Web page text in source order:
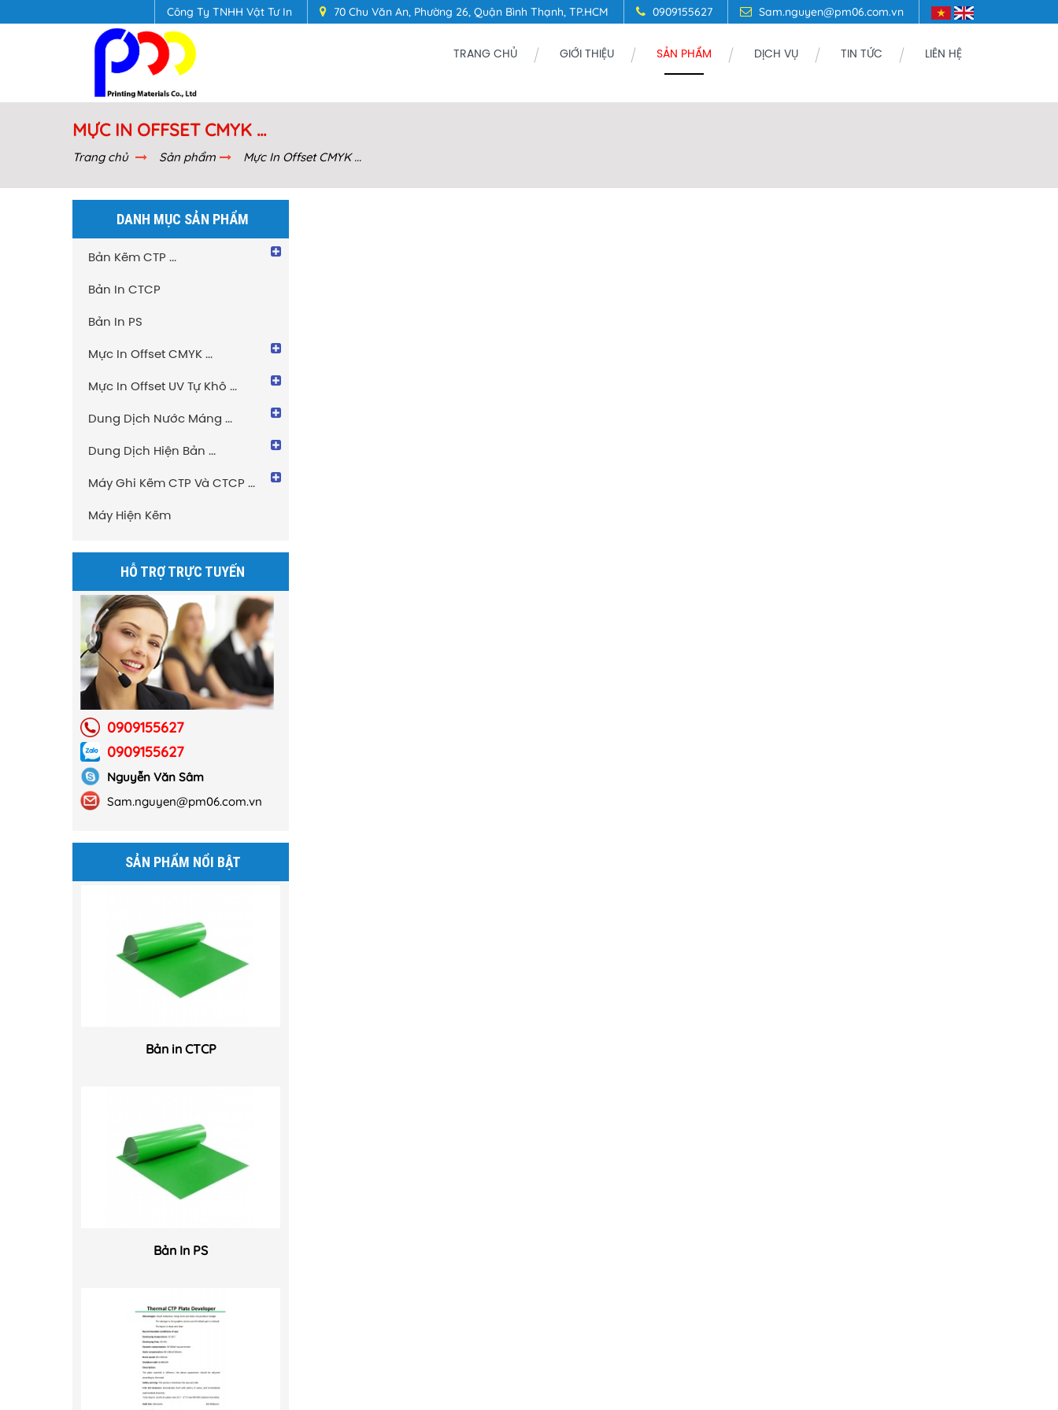
Công Ty TNHH Vật Tư In 70 Chu Văn An, Phường 26, Quận Bình Thạnh, TP.HCM 0909155627 Sam.nguyen@pm06.com.vn
TRANG CHỦ GIỚI THIỆU SẢN PHẨM DỊCH VỤ TIN TỨC LIÊN HỆ
MỰC IN OFFSET CMYK ...
Trang chủ Sản phẩm Mực In Offset CMYK ...
DANH MỤC SẢN PHẨM
Bản Kẽm CTP ...
Bản In CTCP
Bản In PS
Mực In Offset CMYK ...
Mực In Offset UV Tự Khô ...
Dung Dịch Nước Máng ...
Dung Dịch Hiện Bản ...
Máy Ghi Kẽm CTP Và CTCP ...
Máy Hiện Kẽm
HỖ TRỢ TRỰC TUYẾN
0909155627
0909155627
Nguyễn Văn Sâm
Sam.nguyen@pm06.com.vn
SẢN PHẨM NỔI BẬT
Dung Dịch Nước Máng Dyna 298ID
Bản in PMC - F
Bản in PMC - C
Bản in PMC+
Bản In PUV
Bản in CTCP
Bản In PS